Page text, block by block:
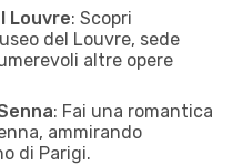
Louvre: Scopri
del Louvre, sede
altre opere
: Fai una romantica
ammirando
di Parigi.